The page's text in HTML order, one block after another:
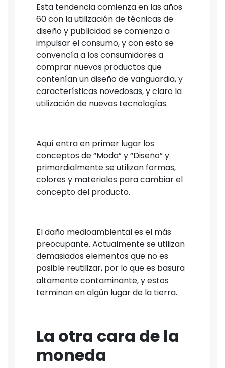
Esta tendencia comienza en las años
60 con la utilización de técnicas de
diseño y publicidad se comienza a
impulsar el consumo, y con esto se
convencía a los consumidores a
comprar nuevos productos que
contenían un diseño de vanguardia, y
características novedosas, y claro la
utilización de nuevas tecnologías.
Aquí entra en primer lugar los
conceptos de “Moda” y “Diseño” y
primordialmente se utilizan formas,
colores y materiales para cambiar el
concepto del producto.
El daño medioambiental es el más
preocupante. Actualmente se utilizan
demasiados elementos que no es
posible reutilizar, por lo que es basura
altamente contaminante, y estos
terminan en algún lugar de la tierra.
La otra cara de la
moneda